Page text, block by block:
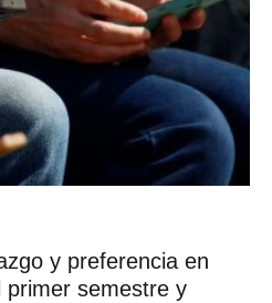
y preferencia en
primer semestre y